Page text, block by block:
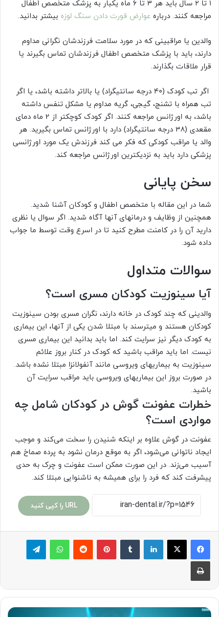
۱ تا ۲ سال باید هر ۳ تا ۶ ماه یکبار به پزشک متخصص اطفال
مراجعه کنند. درباره عوارض قورت دادن سنگ لوزه بیشتر بدانید.
والدین یا مراقبینی که در مورد سلامت فرزندشان نگرانی مداوم
دارند، باید با پزشک متخصص اطفال فرزندشان تماس بگیرند یا
قرار ملاقات بگذارند.
اگر تب کودک (۴۰ درجه سانتیگراد) یا بالاتر داشته باشد، یا اگر
تب همراه با تشنج، گیجی، گریه مداوم یا مشکل تنفس داشته
باشد، به اورژانس مراجعه کنند. اگر کودک کوچکتر از 2 ماه دمای
مقعدی (38 درجه سانتیگراد) دارد با اورژانس تماس بگیرید. هر
والد یا مراقب کودکی که فکر می کند فرزندش یک مورد اورژانسی
پزشکی دارد باید به نزدیکترین اورژانس مراجعه کند.
سخن پایانی
شما در این مقاله با متخصص اطفال و کودکان آشنا شدید.
همچنین از وظایف و درمانهای آنها آگاه شدید. اگر سوال یا نظری
دارید آن را در کامنت مطرح کنید تا در اسرع وقت توسط ما جواب
داده شود.
سوالات متداول
آیا سینوزیت کودکان مسری است؟
والدینی که چند کودک در خانه دارند، نگران مسری بودن سینوزیت
کودکان هستند و می­ترسند با مبتلا شدن یکی از آن­ها، این بیماری
به کودک دیگر نیز سرایت کند. اما باید بدانید این بیماری مسری
نیست. اما باید مراقب باشید که کودک در کنار بروز علائم
سینوزیت به بیماری­های ویروسی مانند آنفولانزا مبتلا نشده باشد.
در صورت بروز این بیماری­های ویروسی باید مراقب سرایت آن
باشید.
خطرات عفونت گوش در کودکان شامل چه
مواردی است؟
عفونت در گوش علاوه بر اینکه شنیدن را سخت می‌کند و موجب
ایجاد ناتوانی می‌شود، اگر به موقع درمان نشود به پرده صماخ هم
آسیب می‌زند. در این صورت ممکن است عفونت و چرک به حدی
پیشرفت کند که فرد را برای همیشه به ناشنوایی مبتلا کند.
URL را کپی کنید
لینکدین ‫تامبلر پینترست‫رددیت واتس آپ تلگرام
چاپ
آیا